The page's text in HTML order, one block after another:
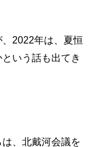
2022年は、夏恒
いう話も出てき
、北戴河会議を